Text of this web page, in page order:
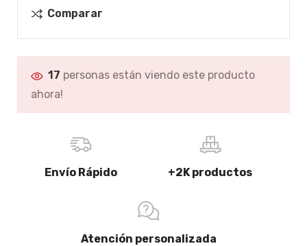
Comparar
17 personas están viendo este producto
ahora!
Envío Rápido +2K productos
Atención personalizada